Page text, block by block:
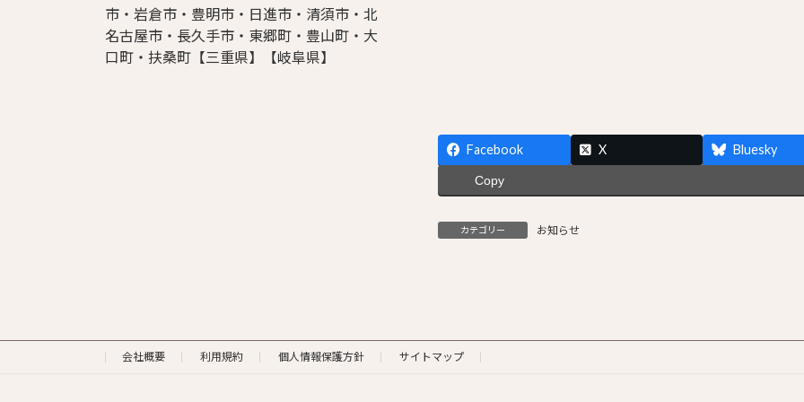
Facebook X Bluesky
Copy
カテゴリー お知らせ
市・岩倉市・豊明市・日進市・清須市・北
名古屋市・長久手市・東郷町・豊山町・大
口町・扶桑町【三重県】【岐阜県】
会社概要 利用規約 個人情報保護方針 サイトマップ